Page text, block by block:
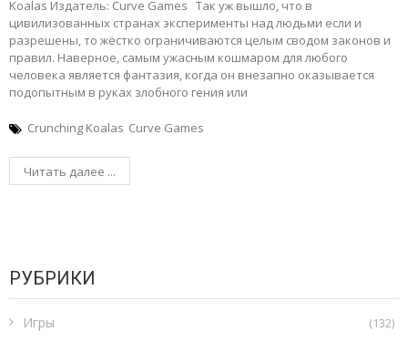
Koalas Издатель: Curve Games Так уж вышло, что в
цивилизованных странах эксперименты над людьми если и
разрешены, то жёстко ограничиваются целым сводом законов и
правил. Наверное, самым ужасным кошмаром для любого
человека является фантазия, когда он внезапно оказывается
подопытным в руках злобного гения или
Crunching Koalas Curve Games
Читать далее ...
РУБРИКИ
Игры (132)